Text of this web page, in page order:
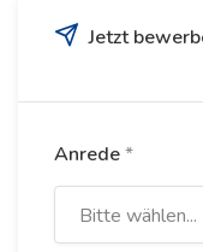
Jetzt
Anrede*
Bitte wählen...